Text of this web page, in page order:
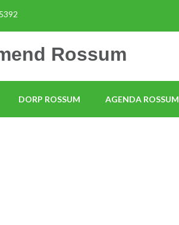
Rossum
DORP ROSSUM AGENDA ROSSUM